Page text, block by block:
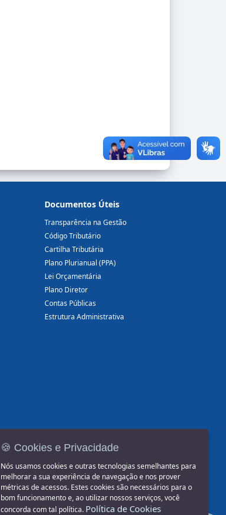
Documentos Úteis
Transparência na Gestão
Código Tributário
Cartilha Tributária
Plano Plurianual (PPA)
Lei Orçamentária
Plano Diretor
Contas Públicas
Estrutura Administrativa
🍪 Cookies e Privacidade
Nós usamos cookies e outras tecnologias semelhantes para
melhorar a sua experiência de navegação e nos prover
métricas de acessos. Estes cookies são necessários para o
bom funcionamento e, ao utilizar nossos serviços, você
concorda com tal política. Política de Cookies